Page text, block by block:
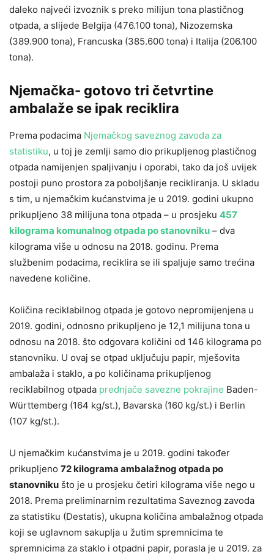
daleko najveći izvoznik s preko milijun tona plastičnog
otpada, a slijede Belgija (476.100 tona), Nizozemska
(389.900 tona), Francuska (385.600 tona) i Italija (206.100
tona).
Njemačka- gotovo tri četvrtine
ambalaže se ipak reciklira
Prema podacima Njemačkog saveznog zavoda za
statistiku, u toj je zemlji samo dio prikupljenog plastičnog
otpada namijenjen spaljivanju i oporabi, tako da još uvijek
postoji puno prostora za poboljšanje recikliranja. U skladu
s tim, u njemačkim kućanstvima je u 2019. godini ukupno
prikupljeno 38 milijuna tona otpada – u prosjeku 457
kilograma komunalnog otpada po stanovniku – dva
kilograma više u odnosu na 2018. godinu. Prema
službenim podacima, reciklira se ili spaljuje samo trećina
navedene količine.
Količina reciklabilnog otpada je gotovo nepromijenjena u
2019. godini, odnosno prikupljeno je 12,1 milijuna tona u
odnosu na 2018. što odgovara količini od 146 kilograma po
stanovniku. U ovaj se otpad uključuju papir, mješovita
ambalaža i staklo, a po količinama prikupljenog
reciklabilnog otpada prednjače savezne pokrajine Baden-
Württemberg (164 kg/st.), Bavarska (160 kg/st.) i Berlin
(107 kg/st.).
U njemačkim kućanstvima je u 2019. godini također
prikupljeno 72 kilograma ambalažnog otpada po
stanovniku što je u prosjeku četiri kilograma više nego u
2018. Prema preliminarnim rezultatima Saveznog zavoda
za statistiku (Destatis), ukupna količina ambalažnog otpada
koji se uglavnom sakuplja u žutim spremnicima te
spremnicima za staklo i otpadni papir, porasla je u 2019. za